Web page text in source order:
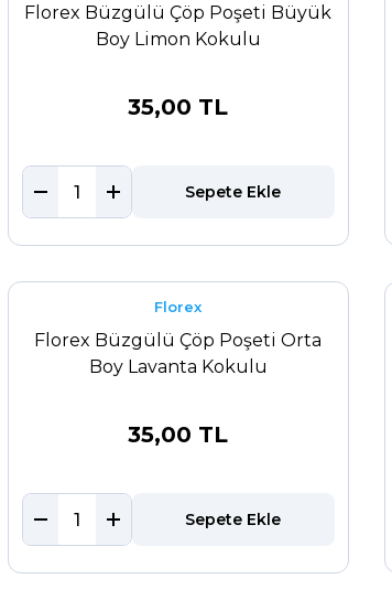
Florex Büzgülü Çöp Poşeti Büyük
Boy Limon Kokulu
35,00 TL
Sepete Ekle
Florex
Florex Büzgülü Çöp Poşeti Orta
Boy Lavanta Kokulu
35,00 TL
Sepete Ekle